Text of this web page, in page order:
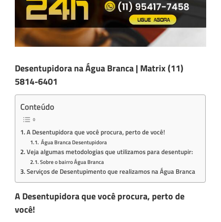
Desentupidora na Água Branca | Matrix (11)
5814-6401
Conteúdo
A Desentupidora que você procura, perto de você!
Água Branca Desentupidora
Veja algumas metodologias que utilizamos para desentupir:
Sobre o bairro Água Branca
Serviços de Desentupimento que realizamos na Água Branca
A Desentupidora que você procura, perto de
você!